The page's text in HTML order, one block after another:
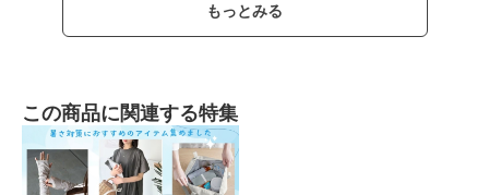
もっとみる
この商品に関連する特集